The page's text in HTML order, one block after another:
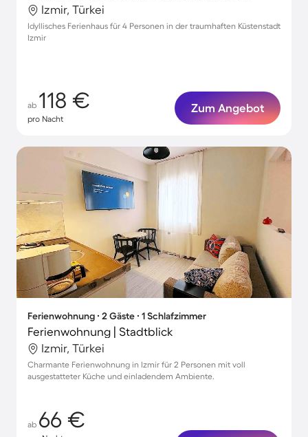
Izmir, Türkei
Idyllisches Ferienhaus für 4 Personen in der traumhaften Küstenstadt
Izmir
ab 118 €
pro Nacht
Zum Angebot
Ferienwohnung ∙ 2 Gäste ∙ 1 Schlafzimmer
Ferienwohnung | Stadtblick
Izmir, Türkei
Charmante Ferienwohnung in Izmir für 2 Personen mit voll
ausgestatteter Küche und einladendem Ambiente.
ab 66 €